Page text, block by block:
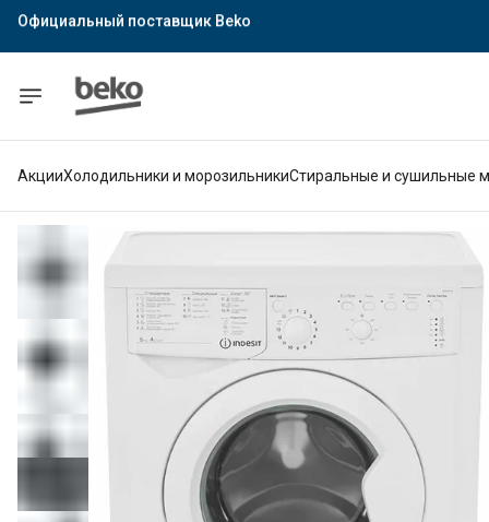
Официальный поставщик Indesit
Официальный поставщик Hotpoint
АкцииХолодильники и морозильникиСтиральные и сушильные